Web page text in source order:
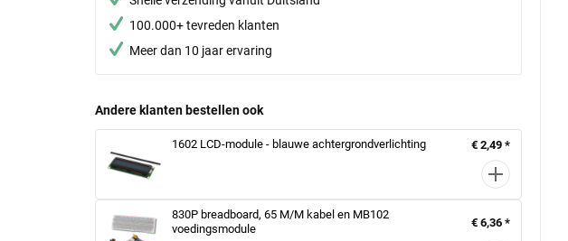
100.000+ tevreden klanten
Meer dan 10 jaar ervaring
Andere klanten bestellen ook
1602 LCD-module - blauwe achtergrondverlichting € 2,49 *
830P breadboard, 65 M/M kabel en MB102
voedingsmodule
€ 6,36 *